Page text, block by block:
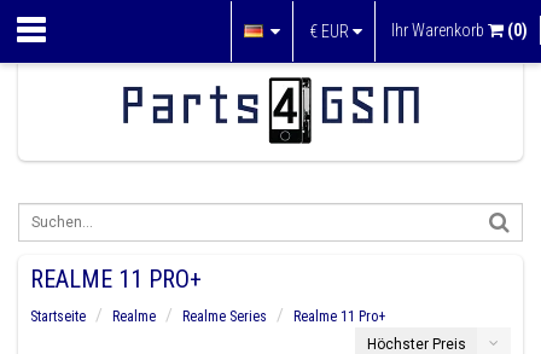
€ EUR Ihr Warenkorb (0)
REALME 11 PRO+
Startseite Realme Realme Series
Realme 11 Pro+
Höchster Preis